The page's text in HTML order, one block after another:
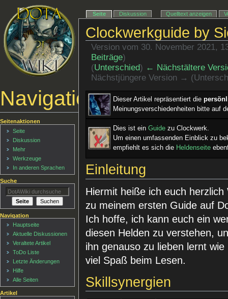
Clockwerkguide by
Version vom 30. November 2021,
Beiträge)
(Unterschied) ← Nächstältere
Nächstjüngere Version →
Dieser Artikel repräsentiert die
Meinungsverschiedenheiten bitte auf
Dies ist ein ­Guide zu Clockwerk.
Um einen umfassenden Einblick zu
empfiehlt es sich die Heldenseite
Einleitung
Hiermit heiße ich euch herzlich
zu meinem ersten Guide auf
Ich hoffe, ich kann euch ein
diesen Helden zu verstehen,
ihn genauso zu lieben lernt wie
viel Spaß beim Lesen.
Skillsynergien
Navigationsmenü
Seite Diskussion Quelltext anzeigen
Seitenaktionen
Seite
Diskussion
Mehr
Werkzeuge
In anderen Sprachen
Suche
Navigation
Hauptseite
Aktuelle Diskussionen
Veraltete Artikel
ToDo Liste
Letzte Änderungen
Hilfe
Alle Seiten
Artikel